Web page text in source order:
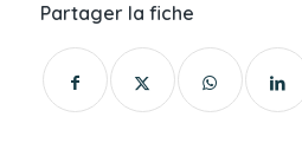
Partager la fiche